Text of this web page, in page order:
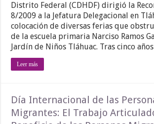
Distrito Federal (CDHDF) dirigió la
8/2009 a la Jefatura Delegacional en
colocación de diversas ferias que
de la escuela primaria Narciso Ramos
Jardín de Niños Tláhuac. Tras cinco
Leer más
Día Internacional de las
Migrantes: El Trabajo